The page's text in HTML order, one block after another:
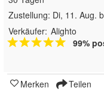
Zustellung: Di, 11. Aug.
Verkäufer: Alighto
99%
Merken Teilen